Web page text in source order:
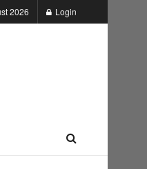
2026 Login